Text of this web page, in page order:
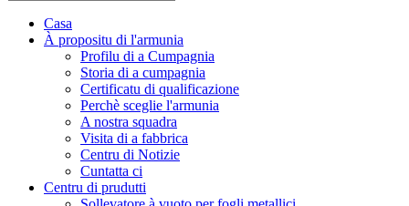
Casa
À propositu di l'armunia
Profilu di a Cumpagnia
Storia di a cumpagnia
Certificatu di qualificazione
Perchè sceglie l'armunia
A nostra squadra
Visita di a fabbrica
Centru di Notizie
Cuntatta ci
Centru di prudutti